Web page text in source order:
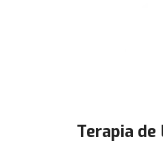
Terapia de